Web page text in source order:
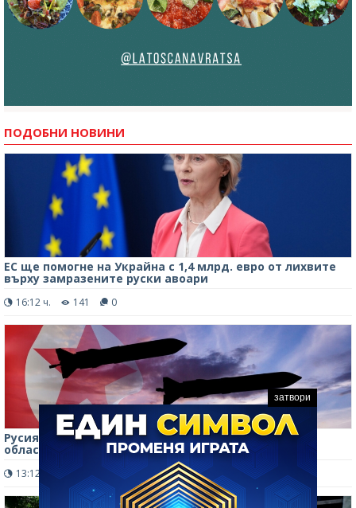
ПОДОБНИ НОВИНИ
ЕС ще помогне на Украйна с 1,4 млрд. евро от лихвите
върху замразените руски авоари
16:12 ч. 141 0
Русия разполага севернокорейска ракетна част в
област Воронеж
13:12 ч. 176 0
затвори